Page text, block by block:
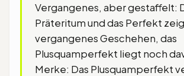
Vergangenes, aber gestaffelt:
Präteritum und das Perfekt
vergangenes Geschehen, das
Plusquamperfekt liegt noch
Merke: Das Plusquamperfekt